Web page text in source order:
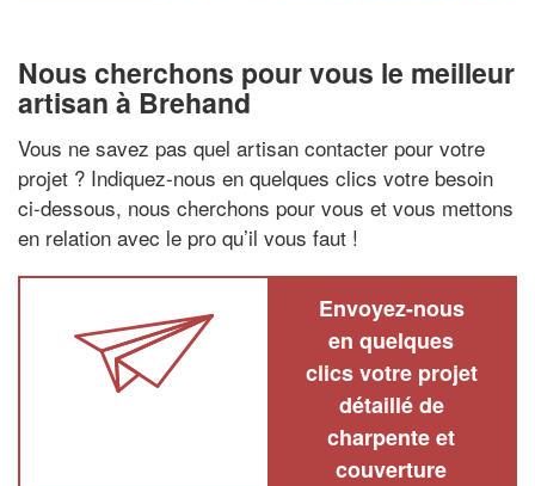
Nous cherchons pour vous le meilleur
artisan à Brehand
Vous ne savez pas quel artisan contacter pour votre
projet ? Indiquez-nous en quelques clics votre besoin
ci-dessous, nous cherchons pour vous et vous mettons
en relation avec le pro qu’il vous faut !
Envoyez-nous
en quelques
clics votre projet
détaillé de
charpente et
couverture